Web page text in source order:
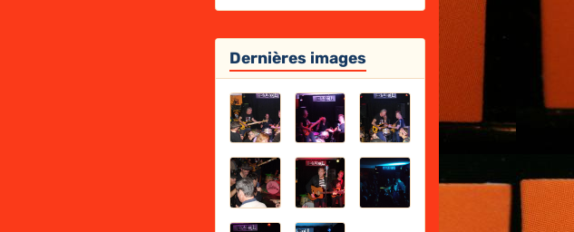
Dernières images